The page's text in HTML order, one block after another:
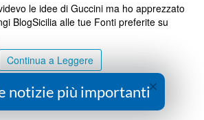
le idee di Guccini ma ho apprezzato
BlogSicilia alle tue Fonti preferite su
Continua a Leggere
il Danubio, soffre anche il×
notizie più importanti